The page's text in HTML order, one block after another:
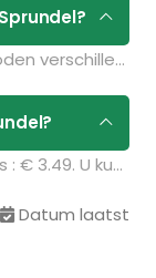
De transportkosten van de graszoden verschillen per postcodegebied en zijn afhankelijk van de hoeveelheid graszoden die u bestelt. Bent u benieuwd naar de prijzen? Vul uw gegevens in op de pagina
De prijs voor 1 m² gras in Sprundel is : € 3.49. U kunt deze graszoden bestellen via de volgende link:
Datum laatst